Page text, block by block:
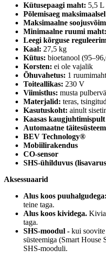
Kütusepaagi maht: 5,5 L
Põlemisaeg
Maksimaalne
Minimaalne ruumi maht:
Leegi kõrguse
Kaal: 27,5 kg
Kütus: bioetanool
Korsten: ei ole vajalik
Õhuvahetus: 1
Toiteallikas: 230 V
Viimistlus: musta
Materjalid: teras,
Kasutuskoht: ainult
Kaasas kaugjuhtimispult
Automaatne täitesüsteem
BEV Technology®
Mobiilirakendus
CO-sensor
SHS-ühilduvus
Aksessuaarid
Alus koos puuhalgudega:
teine taga.
Alus koos kividega.
taga.
SHS-moodul - kui
süsteemiga (Smart House
SHS-mooduli.